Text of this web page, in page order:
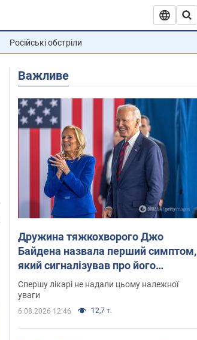
Російські обстріли
Важливе
Дружина тяжкохворого Джо
Байдена назвала перший симптом,
який сигналізував про його
"агресивний" рак
Спершу лікарі не надали цьому належної
уваги
6.08.2026 12:46 12,7 т.